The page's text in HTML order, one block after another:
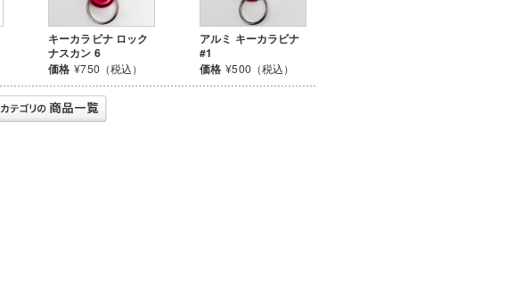
キーカラビナ ロック
ナスカン 6
価格 ¥750（税込）
アルミ キーカラビナ
#1
価格 ¥500（税込）